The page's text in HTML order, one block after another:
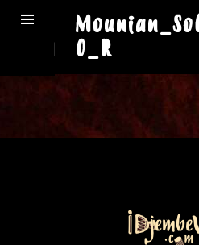
0_R